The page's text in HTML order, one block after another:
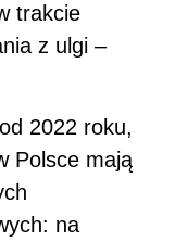
trakcie
z ulgi –
2022 roku,
Polsce mają
na